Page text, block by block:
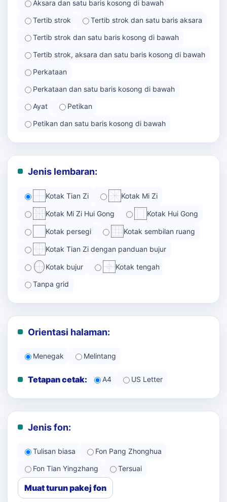
Aksara dan satu baris kosong di bawah
Tertib strok
Tertib strok dan satu baris aksara
Tertib strok dan satu baris kosong di bawah
Tertib strok, aksara dan satu baris kosong di bawah
Perkataan
Perkataan dan satu baris kosong di bawah
Ayat
Petikan
Petikan dan satu baris kosong di bawah
Jenis lembaran:
Kotak Tian Zi Kotak Mi Zi
Kotak Mi Zi Hui Gong Kotak Hui Gong
Kotak persegi Kotak sembilan ruang
Kotak Tian Zi dengan panduan bujur
Kotak bujur Kotak tengah
Tanpa grid
Orientasi halaman:
Menegak Melintang
Tetapan cetak: A4 US Letter
Jenis fon:
Tulisan biasa
Fon Pang Zhonghua
Fon Tian Yingzhang
Tersuai
Muat turun pakej fon